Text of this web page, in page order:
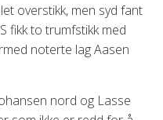
overstikk, men syd fant
fikk to trumfstikk med
noterte lag Aasen
nord og Lasse